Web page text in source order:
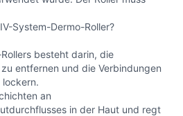
System-Dermo-Roller?
besteht darin, die
entfernen und die Verbindungen
lockern.
an
in der Haut und regt